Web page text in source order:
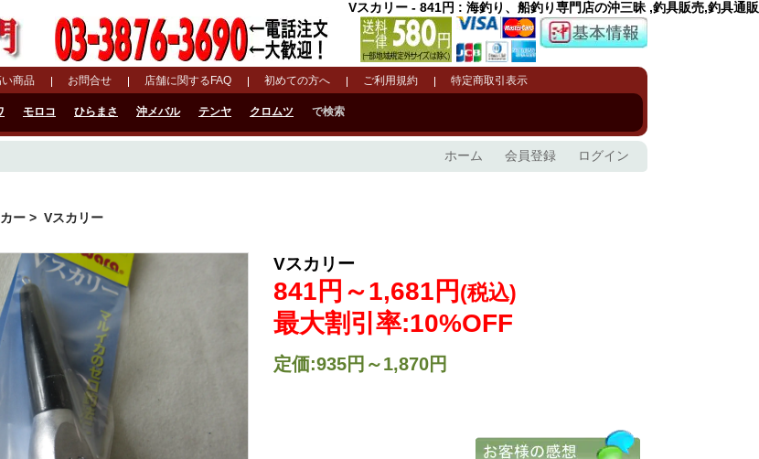
Vスカリー - 841円 : 海釣り、船釣り専門店の沖三昧 ,釣具販売,釣具通販
商品 お問合せ 店舗に関するFAQ 初めての方へ ご利用規約 特定商取引表示
モロコ ひらまさ 沖メバル テンヤ クロムツ で検索
ホーム 会員登録 ログイン
ー > Vスカリー
Vスカリー
841円～1,681円 (税込)
最大割引率:10%OFF
定価:935円～1,870円